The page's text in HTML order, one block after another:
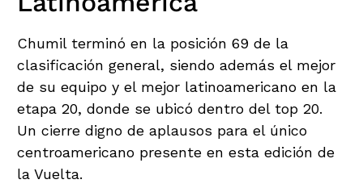
Chumil terminó en la posición 69 de la
clasificación general, siendo además el mejor
de su equipo y el mejor latinoamericano en la
etapa 20, donde se ubicó dentro del top 20.
Un cierre digno de aplausos para el único
centroamericano presente en esta edición de
la Vuelta.